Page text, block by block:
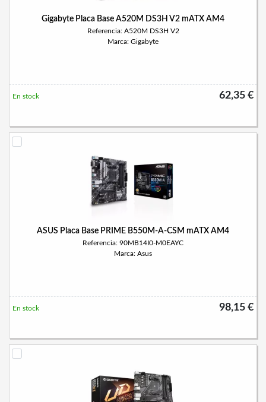
Gigabyte Placa Base A520M DS3H V2 mATX AM4
Referencia: A520M DS3H V2
Marca: Gigabyte
62,35 €
En stock
ASUS Placa Base PRIME B550M-A-CSM mATX AM4
Referencia: 90MB14I0-M0EAYC
Marca: Asus
98,15 €
En stock